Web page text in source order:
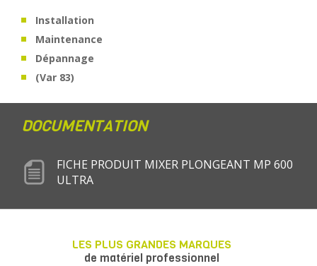
Installation
Maintenance
Dépannage
(Var 83)
DOCUMENTATION
FICHE PRODUIT MIXER PLONGEANT MP 600
ULTRA
LES PLUS GRANDES MARQUES
de matériel professionnel